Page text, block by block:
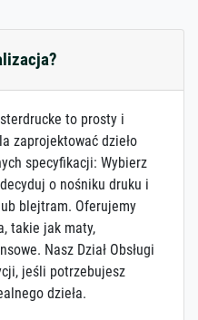
to prosty i
zaprojektować dzieło
specyfikacji: Wybierz
o nośniku druku i
blejtram. Oferujemy
takie jak maty,
Nasz Dział Obsługi
jeśli potrzebujesz
dzieła.